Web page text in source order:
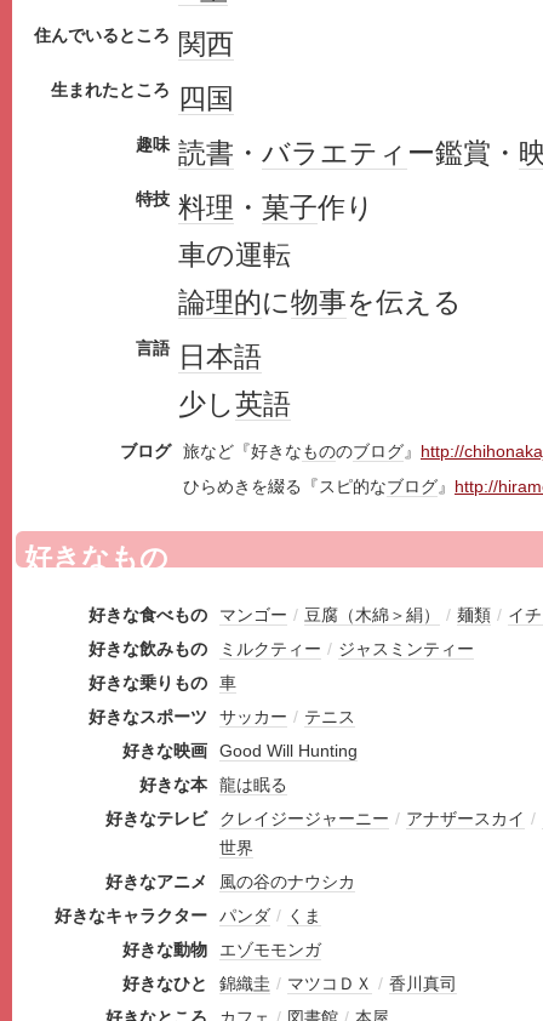
住んでいるところ 関西
生まれたところ 四国
趣味 読書 ・ バラエティ ー鑑賞・
特技 料理 ・ 菓子作り
車の運転
論理的に物事を伝える
言語
日本語
少し英語
ブログ 旅など『好きなもののブログ』 http://
ひらめきを綴る『スピ的なブログ』 http://
好きなもの
好きな食べもの マンゴー / 豆腐（木綿＞絹） / 麺類 / イ
好きな飲みもの
ミルクティー / ジャスミンティー
好きな乗りもの
車
好きなスポーツ
サッカー / テニス
好きな映画
Good Will Hunting
好きな本
龍は眠る
好きなテレビ
クレイジージャーニー / アナザースカイ /
世界
好きなアニメ
風の谷のナウシカ
好きなキャラクター
パンダ / くま
好きな動物
エゾモモンガ
好きなひと
錦織圭 / マツコＤＸ / 香川真司